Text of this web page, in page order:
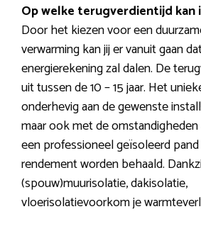
Op welke terugverdientijd kan
Door het kiezen voor een
verwarming kan jij er vanuit gaan
energierekening zal dalen. De
uit tussen de 10 – 15 jaar. Het
onderhevig aan de gewenste
maar ook met de
een professioneel geïsoleerd
rendement worden behaald.
(spouw)muurisolatie, dakisolatie,
vloerisolatievoorkom je